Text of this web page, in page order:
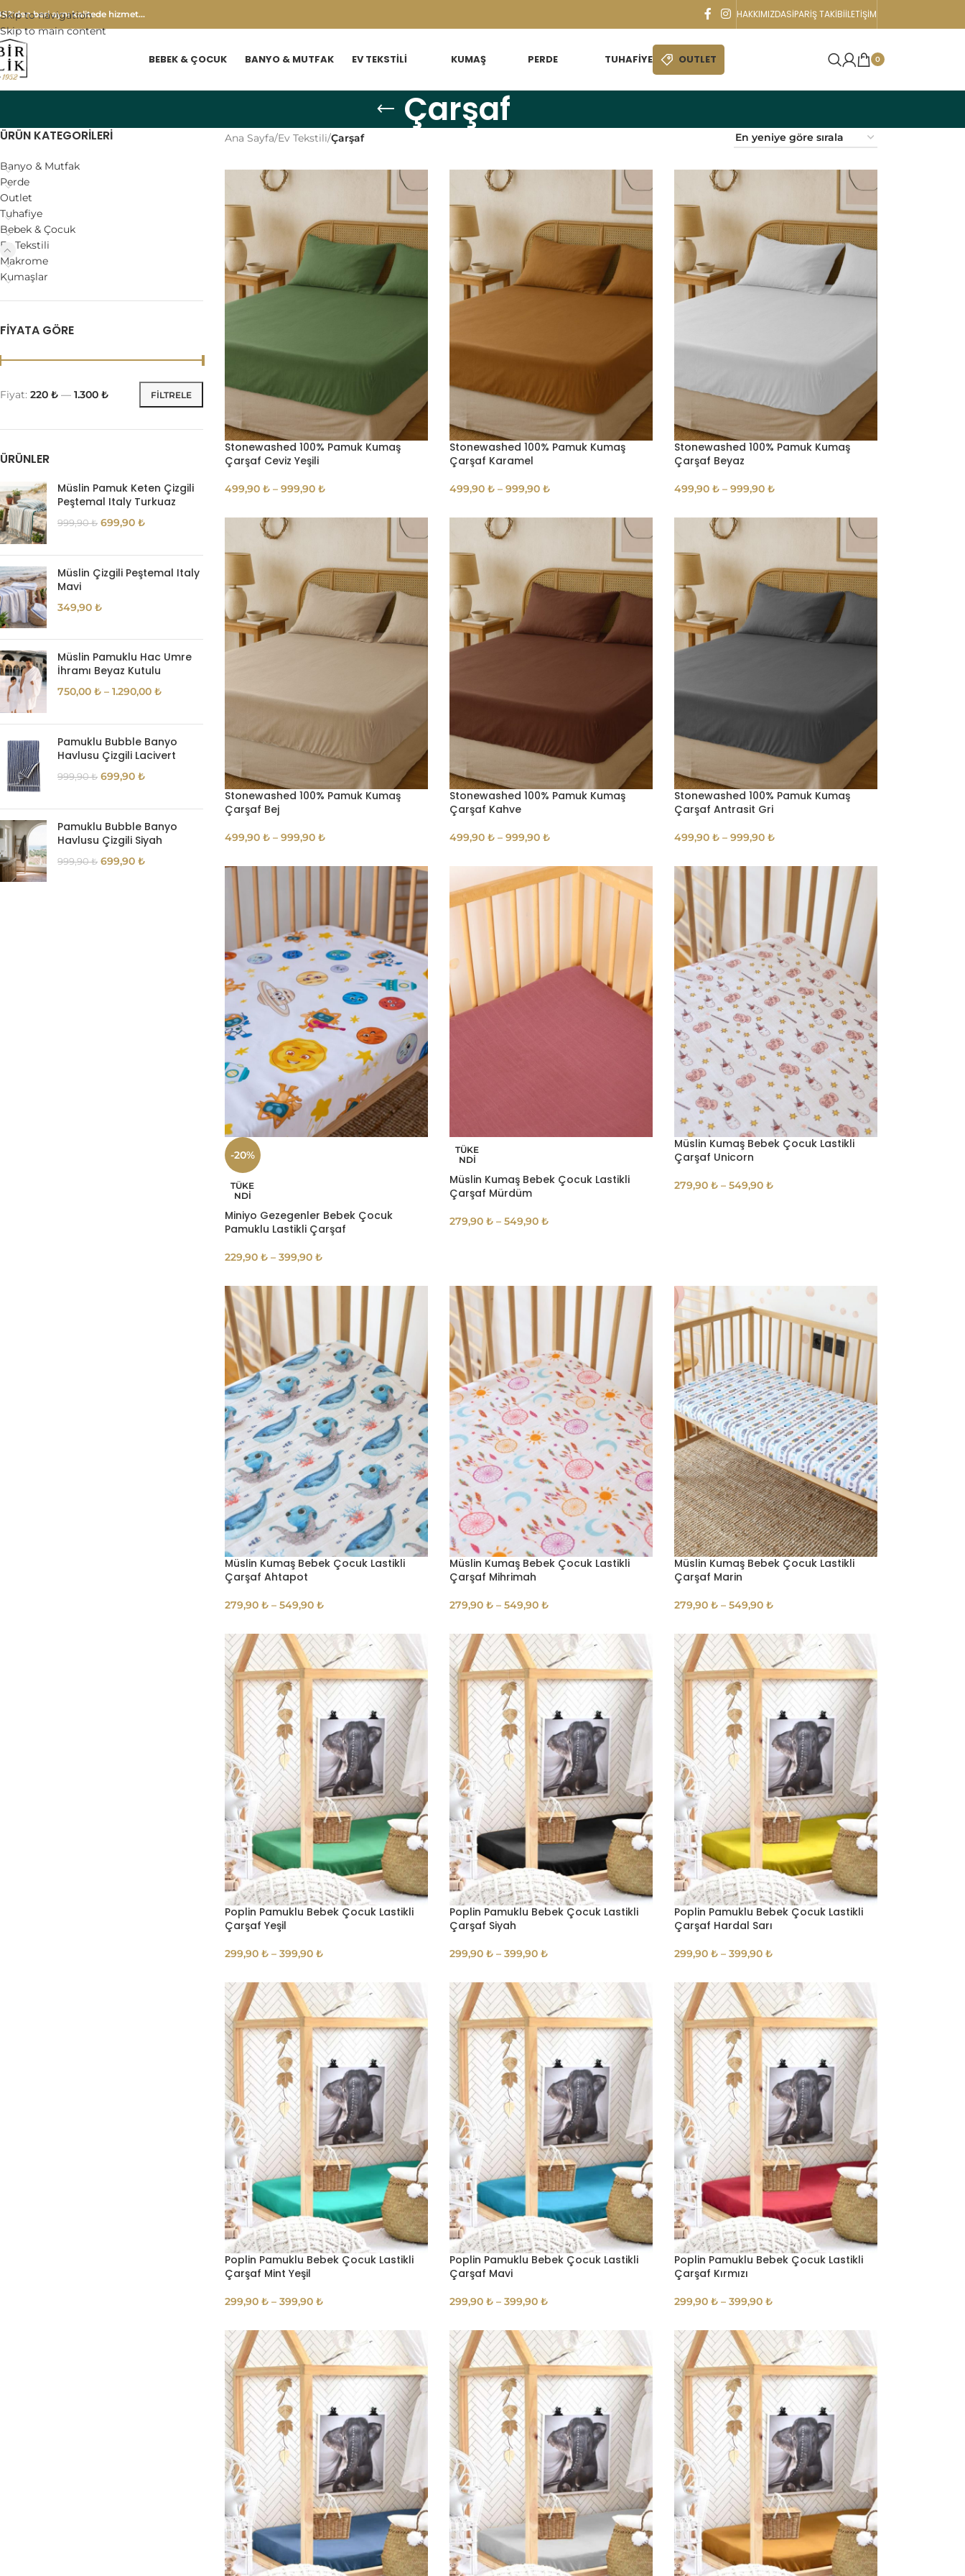
Skip to navigation
Skip to main content
beri aynı kalitede hizmet... HAKKIMIZDASIPARIŞ TAKIBIİLETIŞIM
BEBEK & ÇOCUK BANYO & MUTFAK EV TEKSTILI KUMAŞ PERDE TUHAFIYE OUTLET 0
Çarşaf
ÜRÜN KATEGORILERI
Banyo & Mutfak
Perde
Outlet
Tuhafiye
Bebek & Çocuk
Ev Tekstili
Makrome
Kumaşlar
FIYATA GÖRE
FILTRELE
Fiyat: 220 ₺ — 1.300 ₺
ÜRÜNLER
Müslin Pamuk Keten Çizgili
Peştemal Italy Turkuaz
999,90₺ 699,90 ₺
Müslin Çizgili Peştemal Italy
Mavi
349,90 ₺
Müslin Pamuklu Hac Umre
İhramı Beyaz Kutulu
750,00 ₺ – 1.290,00 ₺
Pamuklu Bubble Banyo
Havlusu Çizgili Lacivert
999,90₺ 699,90 ₺
Pamuklu Bubble Banyo
Havlusu Çizgili Siyah
999,90₺ 699,90 ₺
Ana Sayfa/Ev Tekstili/Çarşaf
Stonewashed 100% Pamuk Kumaş
Çarşaf Ceviz Yeşili
499,90 ₺ – 999,90 ₺
Stonewashed 100% Pamuk Kumaş
Çarşaf Karamel
499,90 ₺ – 999,90 ₺
Stonewashed 100% Pamuk Kumaş
Çarşaf Beyaz
499,90 ₺ – 999,90 ₺
Stonewashed 100% Pamuk Kumaş
Çarşaf Bej
499,90 ₺ – 999,90 ₺
Stonewashed 100% Pamuk Kumaş
Çarşaf Kahve
499,90 ₺ – 999,90 ₺
Stonewashed 100% Pamuk Kumaş
Çarşaf Antrasit Gri
499,90 ₺ – 999,90 ₺
-20%
TÜKE
NDI
Miniyo Gezegenler Bebek Çocuk
Pamuklu Lastikli Çarşaf
229,90 ₺ – 399,90 ₺
TÜKE
NDI
Müslin Kumaş Bebek Çocuk Lastikli
Çarşaf Mürdüm
279,90 ₺ – 549,90 ₺
Müslin Kumaş Bebek Çocuk Lastikli
Çarşaf Unicorn
279,90 ₺ – 549,90 ₺
Müslin Kumaş Bebek Çocuk Lastikli
Çarşaf Ahtapot
279,90 ₺ – 549,90 ₺
Müslin Kumaş Bebek Çocuk Lastikli
Çarşaf Mihrimah
279,90 ₺ – 549,90 ₺
Müslin Kumaş Bebek Çocuk Lastikli
Çarşaf Marin
279,90 ₺ – 549,90 ₺
Poplin Pamuklu Bebek Çocuk Lastikli
Çarşaf Yeşil
299,90 ₺ – 399,90 ₺
Poplin Pamuklu Bebek Çocuk Lastikli
Çarşaf Siyah
299,90 ₺ – 399,90 ₺
Poplin Pamuklu Bebek Çocuk Lastikli
Çarşaf Hardal Sarı
299,90 ₺ – 399,90 ₺
Poplin Pamuklu Bebek Çocuk Lastikli
Çarşaf Mint Yeşil
299,90 ₺ – 399,90 ₺
Poplin Pamuklu Bebek Çocuk Lastikli
Çarşaf Mavi
299,90 ₺ – 399,90 ₺
Poplin Pamuklu Bebek Çocuk Lastikli
Çarşaf Kırmızı
299,90 ₺ – 399,90 ₺